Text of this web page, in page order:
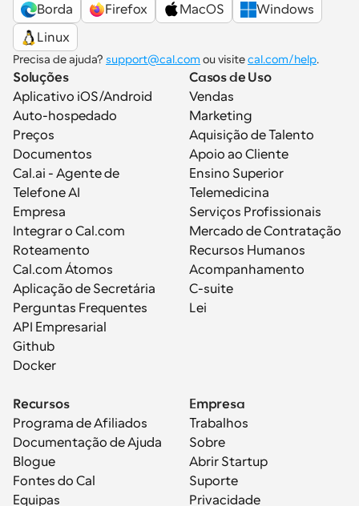
Borda
Firefox MacOS
Windows
Linux
Precisa de ajuda? support@cal.com ou visite cal.com/help.
Soluções
Aplicativo iOS/Android
Auto-hospedado
Preços
Documentos
Cal.ai - Agente de
Telefone AI
Empresa
Integrar o Cal.com
Roteamento
Cal.com Átomos
Aplicação de Secretária
Perguntas Frequentes
API Empresarial
Github
Docker
Casos de Uso
Vendas
Marketing
Aquisição de Talento
Apoio ao Cliente
Ensino Superior
Telemedicina
Serviços Profissionais
Mercado de Contratação
Recursos Humanos
Acompanhamento
C-suite
Lei
Recursos
Programa de Afiliados
Documentação de Ajuda
Blogue
Fontes do Cal
Equipas
Empresa
Trabalhos
Sobre
Abrir Startup
Suporte
Privacidade